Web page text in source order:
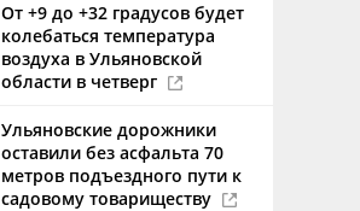
От +9 до +32 градусов будет
колебаться температура
воздуха в Ульяновской
области в четверг
Ульяновские дорожники
оставили без асфальта 70
метров подъездного пути к
садовому товариществу